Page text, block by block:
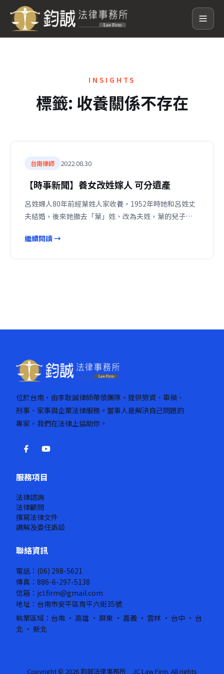
INSIGHTS
標籤: 收養關係不存在
台南律師 2022.08.30
【時事新聞】養女改姓嫁人 可分遺產
呂姓婦人80年前經葉姓人家收養，1952年時她和呂姓丈
夫結婚，後來她撤去「葉」姓、改為夫姓，葉的兒子…
繼續閱讀 →
位於台南，由李耿誠律師帶領團隊，提供勞資、車禍、
刑事、家事與企業法律服務。當事人是解決自己問題的
專家，我們在法律上協助你。
服務項目
法律諮詢
法律顧問
撰寫法律文件
調解及委任訴訟
聯絡資訊
電話：(06) 298-5621
傳真：886-6-297-5138
信箱：jcl.firm@gmail.com
地址：台南市安平區育平六街35號
執業區域：台南 · 高雄 · 屏東 · 嘉義 · 雲林 · 台中 · 台
北 · 新北
Copyright © 2026 鈞誠法律事務所 JC Law Firm. All rights